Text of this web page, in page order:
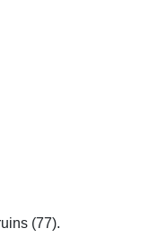
(77).